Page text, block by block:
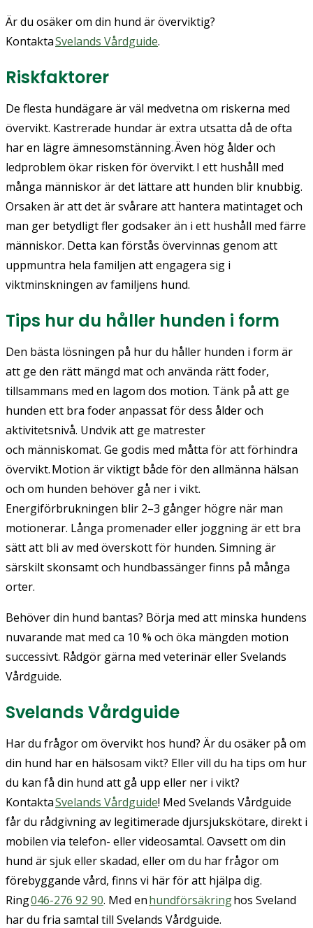
Är du osäker om din hund är överviktig?
KontaktaSvelands Vårdguide.
Riskfaktorer
De flesta hundägare är väl medvetna om riskerna med
övervikt. Kastrerade hundar är extra utsatta då de ofta
har en lägre ämnesomstänning. Även hög ålder och
ledproblem ökar risken för övervikt. I ett hushåll med
många människor är det lättare att hunden blir knubbig.
Orsaken är att det är svårare att hantera matintaget och
man ger betydligt fler godsaker än i ett hushåll med färre
människor. Detta kan förstås övervinnas genom att
uppmuntra hela familjen att engagera sig i
viktminskningen av familjens hund.
Tips hur du håller hunden i form
Den bästa lösningen på hur du håller hunden i form är
att ge den rätt mängd mat och använda rätt foder,
tillsammans med en lagom dos motion. Tänk på att ge
hunden ett bra foder anpassat för dess ålder och
aktivitetsnivå. Undvik att ge matrester
och människomat. Ge godis med måtta för att förhindra
övervikt. Motion är viktigt både för den allmänna hälsan
och om hunden behöver gå ner i vikt.
Energiförbrukningen blir 2–3 gånger högre när man
motionerar. Långa promenader eller joggning är ett bra
sätt att bli av med överskott för hunden. Simning är
särskilt skonsamt och hundbassänger finns på många
orter.
Behöver din hund bantas? Börja med att minska hundens
nuvarande mat med ca 10 % och öka mängden motion
successivt. Rådgör gärna med veterinär eller Svelands
Vårdguide.
Svelands Vårdguide
Har du frågor om övervikt hos hund? Är du osäker på om
din hund har en hälsosam vikt? Eller vill du ha tips om hur
du kan få din hund att gå upp eller ner i vikt?
KontaktaSvelands Vårdguide! Med Svelands Vårdguide
får du rådgivning av legitimerade djursjukskötare, direkt i
mobilen via telefon- eller videosamtal. Oavsett om din
hund är sjuk eller skadad, eller om du har frågor om
förebyggande vård, finns vi här för att hjälpa dig.
Ring046-276 92 90. Med enhundförsäkringhos Sveland
har du fria samtal till Svelands Vårdguide.